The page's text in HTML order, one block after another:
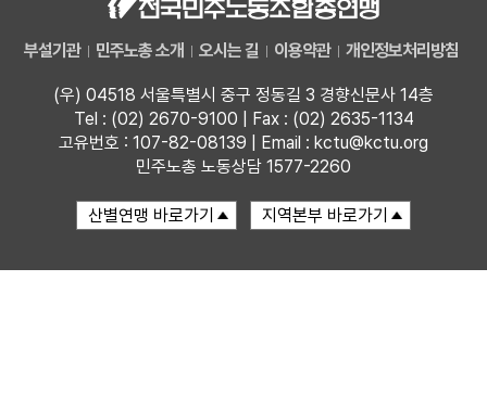
부설기관 민주노총 소개 오시는 길 이용약관 개인정보처리방침
(우) 04518 서울특별시 중구 정동길 3 경향신문사 14층
Tel : (02) 2670-9100 | Fax : (02) 2635-1134
고유번호 : 107-82-08139 | Email : kctu@kctu.org
민주노총 노동상담 1577-2260